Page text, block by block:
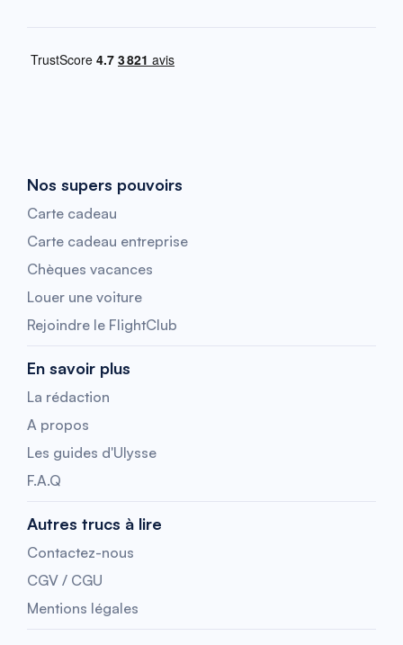
Nos supers pouvoirs
Carte cadeau
Carte cadeau entreprise
Chèques vacances
Louer une voiture
Rejoindre le FlightClub
En savoir plus
La rédaction
A propos
Les guides d'Ulysse
F.A.Q
Autres trucs à lire
Contactez-nous
CGV / CGU
Mentions légales